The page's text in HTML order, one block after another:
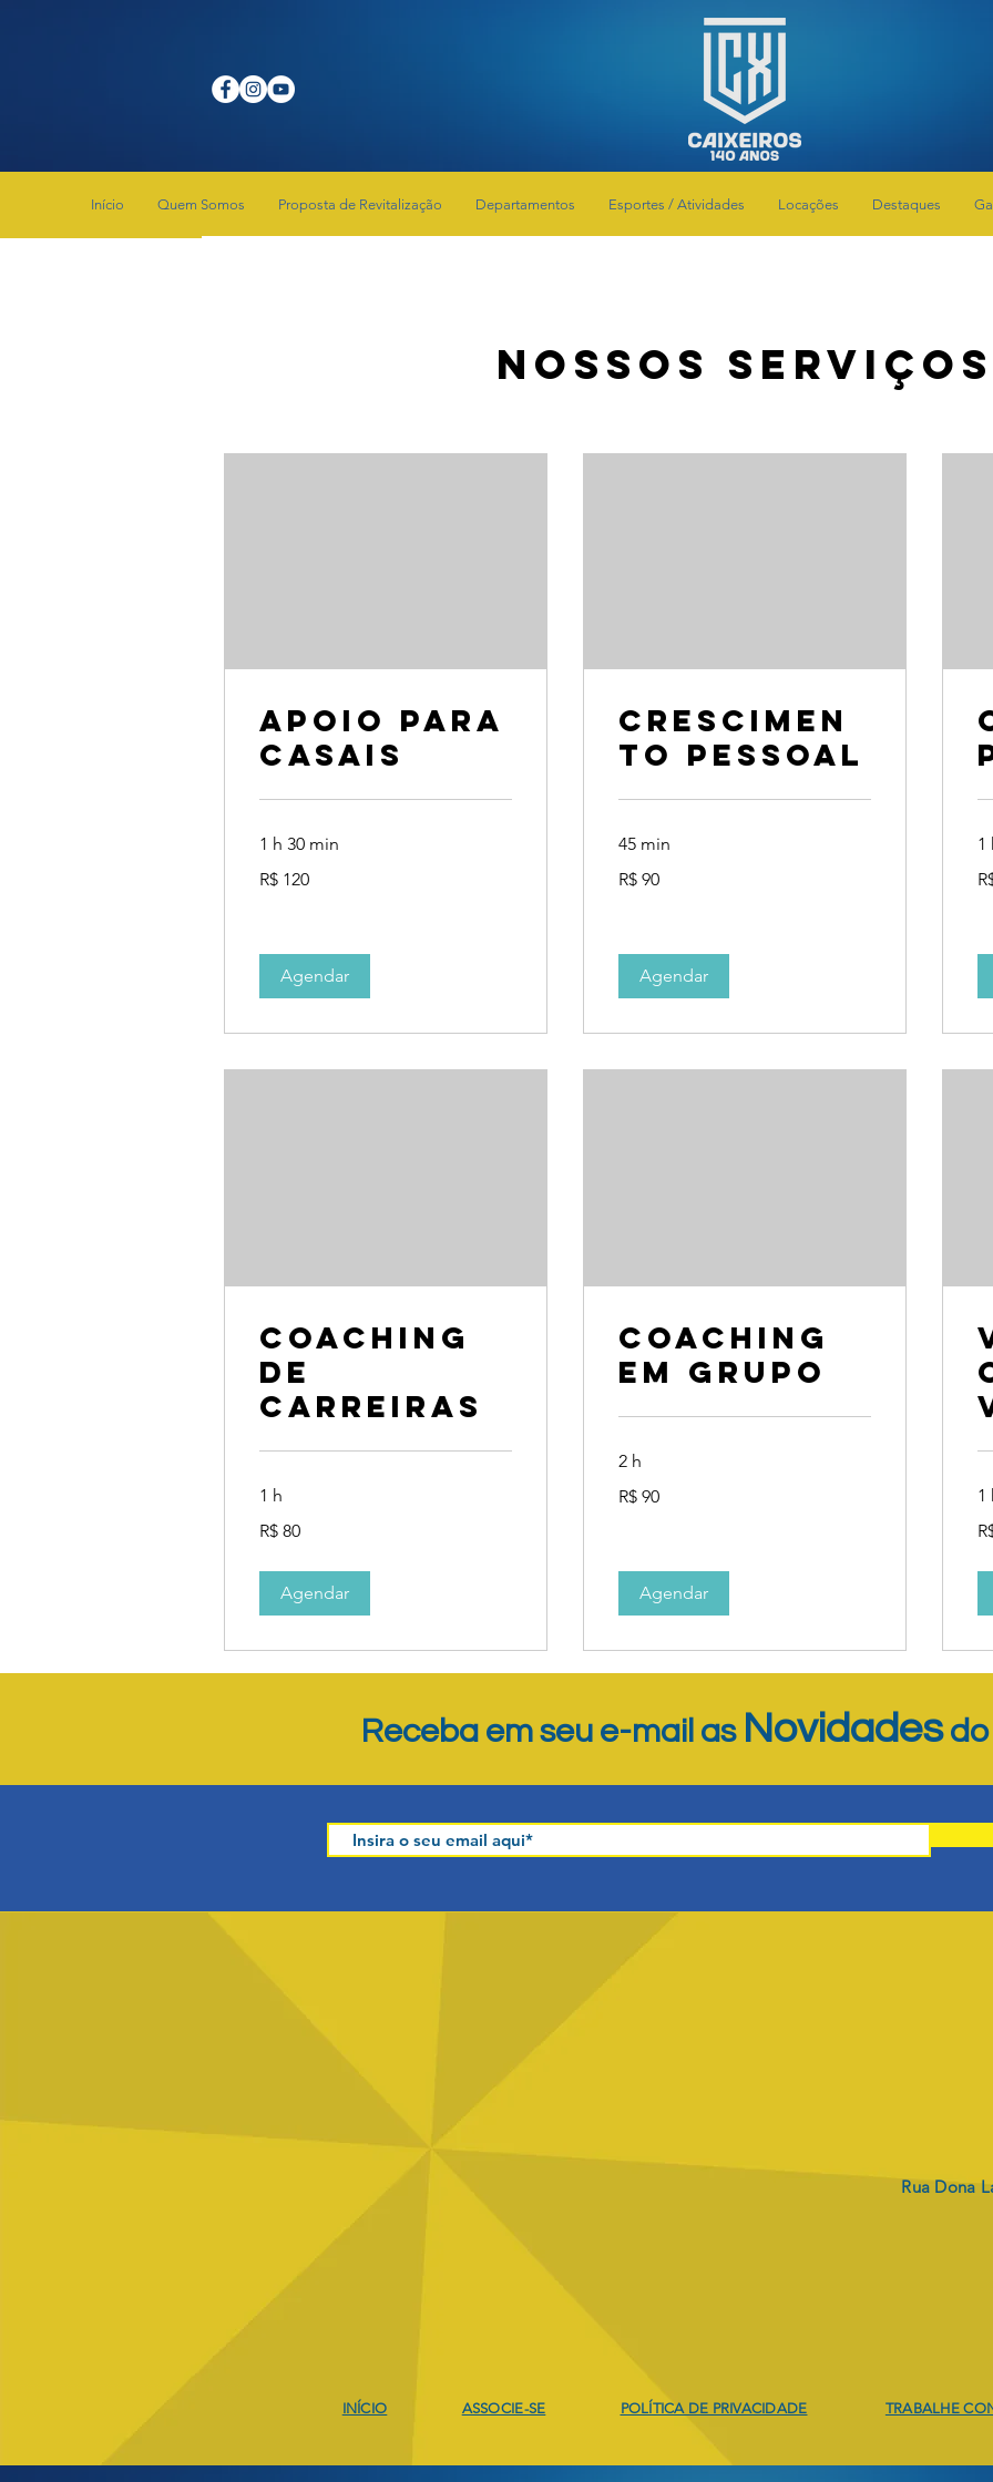
Início Quem Somos Proposta de Revitalização Departamentos Esportes / Atividades Locações Destaques
Nossos serviços
Apoio para
Casais
1 h 30 min
Reais
R$ 120
Agendar
Crescimen
to Pessoal
45 min
Reais
R$ 90
Agendar
1
Coaching
de
Carreiras
1 h
Reais
R$ 80
Agendar
Coaching
em Grupo
2 h
Reais
R$ 90
Agendar
1
Receba em seu e-mail as Novidadesdo
INÍCIO ASSOCIE-SE POLÍTICA DE PRIVACIDADE
Rua Dona
TRABALHE